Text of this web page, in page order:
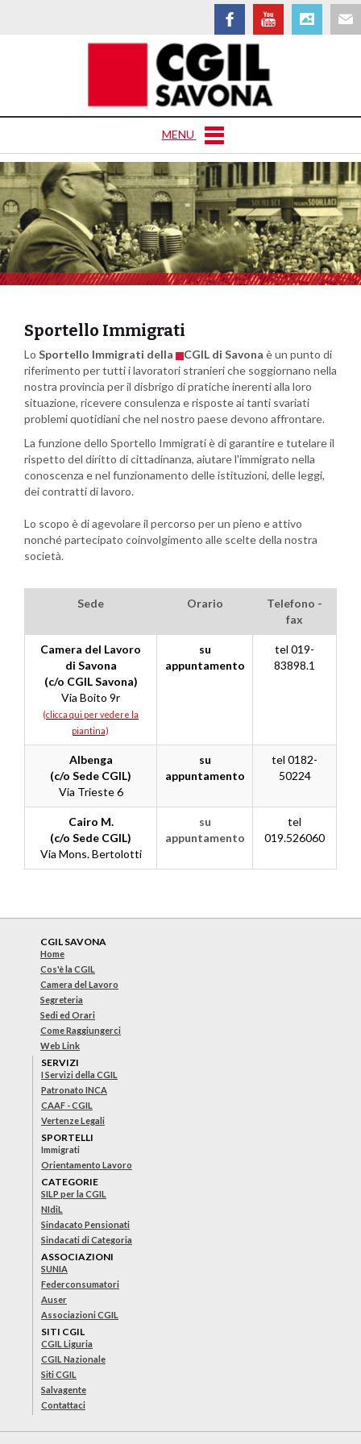
MENU
Sportello Immigrati
Lo Sportello Immigrati della CGIL di Savona è un punto di
riferimento per tutti i lavoratori stranieri che soggiornano nella
nostra provincia per il disbrigo di pratiche inerenti alla loro
situazione, ricevere consulenza e risposte ai tanti svariati
problemi quotidiani che nel nostro paese devono affrontare.
La funzione dello Sportello Immigrati è di garantire e tutelare il
rispetto del diritto di cittadinanza, aiutare l'immigrato nella
conoscenza e nel funzionamento delle istituzioni, delle leggi,
dei contratti di lavoro.
Lo scopo è di agevolare il percorso per un pieno e attivo
nonché partecipato coinvolgimento alle scelte della nostra
società.
Sede Orario
Telefono -
fax
Camera del Lavoro
di Savona
(c/o CGIL Savona)
Via Boito 9r
(clicca qui per vedere la
piantina)
su
appuntamento
tel 019-
83898.1
Albenga
(c/o Sede CGIL)
Via Trieste 6
su
appuntamento
tel 0182-
50224
Cairo M.
(c/o Sede CGIL)
Via Mons. Bertolotti
su
appuntamento
tel
019.526060
CGIL SAVONA
Home
Cos'è la CGIL
Camera del Lavoro
Segreteria
Sedi ed Orari
Come Raggiungerci
Web Link
SERVIZI
I Servizi della CGIL
Patronato INCA
CAAF - CGIL
Vertenze Legali
SPORTELLI
Immigrati
Orientamento Lavoro
CATEGORIE
SILP per la CGIL
NIdiL
Sindacato Pensionati
Sindacati di Categoria
ASSOCIAZIONI
SUNIA
Federconsumatori
Auser
Associazioni CGIL
SITI CGIL
CGIL Liguria
CGIL Nazionale
Siti CGIL
Salvagente
Contattaci